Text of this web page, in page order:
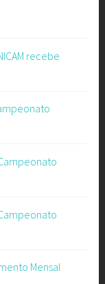
recebe
Mensal